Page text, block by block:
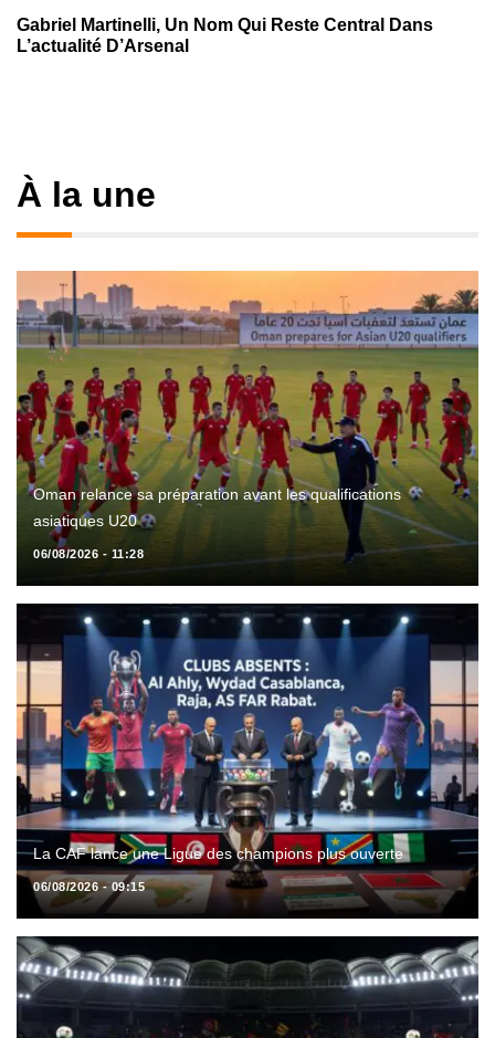
Gabriel Martinelli, Un Nom Qui Reste Central Dans
L’actualité D’Arsenal
À la une
Oman relance sa préparation avant les qualifications
asiatiques U20
06/08/2026 - 11:28
La CAF lance une Ligue des champions plus ouverte
06/08/2026 - 09:15